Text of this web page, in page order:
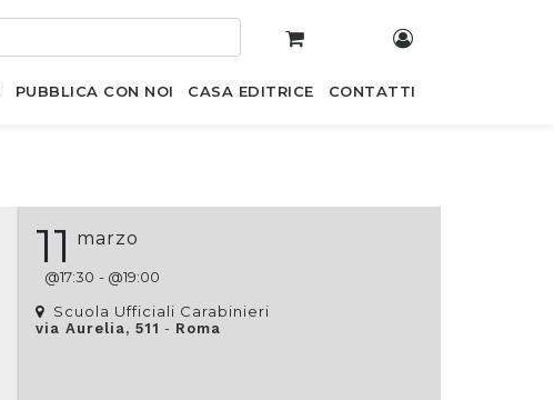
PUBBLICA CON NOI CASA EDITRICE CONTATTI
11 marzo
@17:30 - @19:00
Scuola Ufficiali Carabinieri
via Aurelia, 511 - Roma